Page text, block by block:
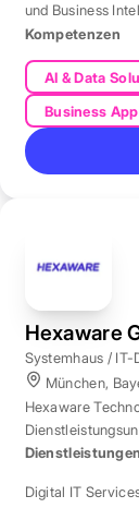
und Business
Kompetenzen
AI & Data
Business
Hexaware
Systemhaus / IT-
München,
Hexaware
Standort
Dienstleistungen
Digital IT